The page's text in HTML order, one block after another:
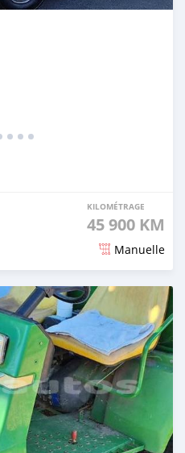
KILOMÉTRAGE
45 900 KM
Manuelle